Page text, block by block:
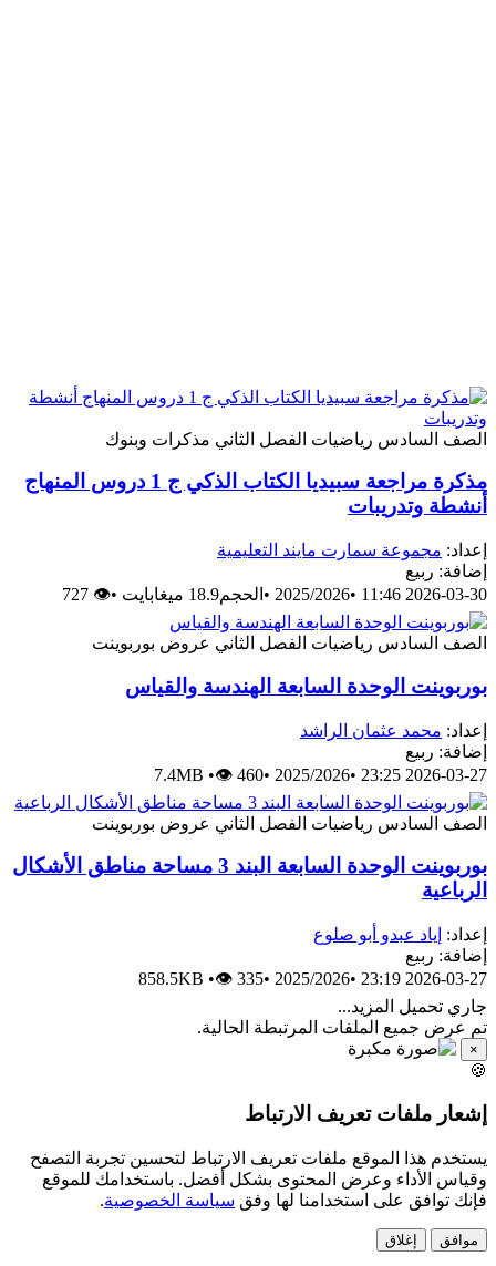
الصف السادس رياضيات الفصل الثاني مذكرات وبنوك
مذكرة مراجعة سبيديا الكتاب الذكي ج 1 دروس المنهاج
أنشطة وتدريبات
إعداد: مجموعة سمارت مايند التعليمية
إضافة: ربيع
2026-03-30 11:46
•
2025/2026
•الحجم18.9 ميغابايت •
👁 727
الصف السادس رياضيات الفصل الثاني عروض بوربوينت
بوربوينت الوحدة السابعة الهندسة والقياس
إعداد: محمد عثمان الراشد
إضافة: ربيع
2026-03-27 23:25
•
2025/2026
•
7.4MB •👁 460
الصف السادس رياضيات الفصل الثاني عروض بوربوينت
بوربوينت الوحدة السابعة البند 3 مساحة مناطق الأشكال
الرباعية
إعداد: إياد عبدو أبو صلوع
إضافة: ربيع
2026-03-27 23:19
•
2025/2026
•
858.5KB •👁 335
جاري تحميل المزيد...
تم عرض جميع الملفات المرتبطة الحالية.
×
🍪
إشعار ملفات تعريف الارتباط
يستخدم هذا الموقع ملفات تعريف الارتباط لتحسين تجربة التصفح
وقياس الأداء وعرض المحتوى بشكل أفضل. باستخدامك للموقع
فإنك توافق على استخدامنا لها وفق سياسة الخصوصية.
موافق إغلاق